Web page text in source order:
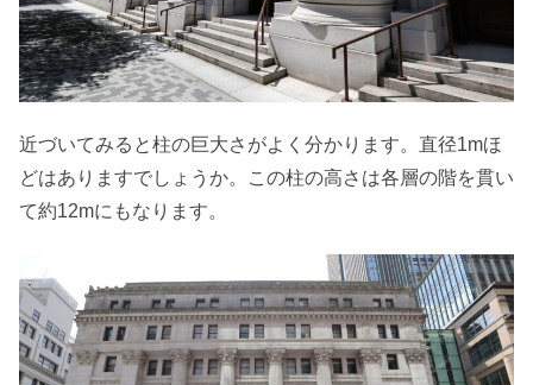
近づいてみると柱の巨大さがよく分かります。直径1mほ
どはありますでしょうか。この柱の高さは各層の階を貫い
て約12mにもなります。